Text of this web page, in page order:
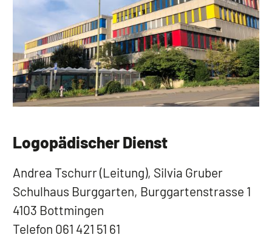
Logopädischer Dienst
Andrea Tschurr (Leitung), Silvia Gruber
Schulhaus Burggarten, Burggartenstrasse 1
4103 Bottmingen
Telefon 061 421 51 61